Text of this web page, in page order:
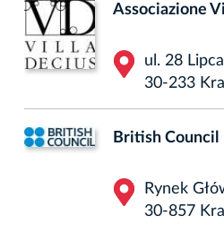
Associazione
ul. 28
30-233
British Council
Rynek
30-857